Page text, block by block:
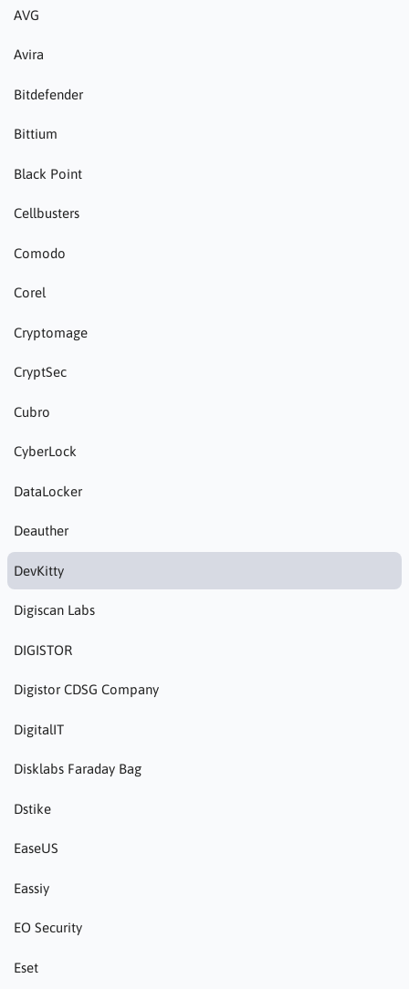
AVG
Avira
Bitdefender
Bittium
Black Point
Cellbusters
Comodo
Corel
Cryptomage
CryptSec
Cubro
CyberLock
DataLocker
Deauther
DevKitty
Digiscan Labs
DIGISTOR
Digistor CDSG Company
DigitalIT
Disklabs Faraday Bag
Dstike
EaseUS
Eassiy
EO Security
Eset